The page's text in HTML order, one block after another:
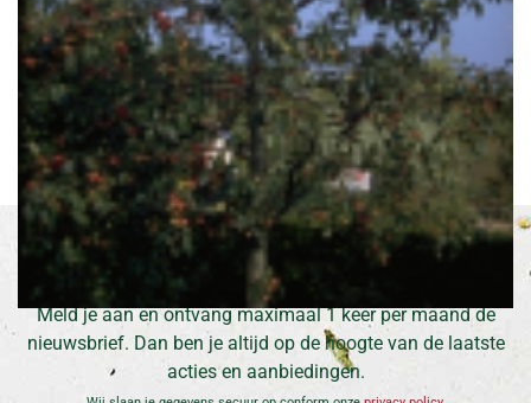
Appel
Malus 'Red Sentinel'
Inschrijven voor onze nieuwsbrief
Meld je aan en ontvang maximaal 1 keer per maand de
nieuwsbrief. Dan ben je altijd op de hoogte van de laatste
acties en aanbiedingen.